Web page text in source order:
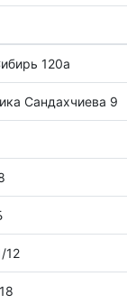
120а
Сандахчиева 9
12